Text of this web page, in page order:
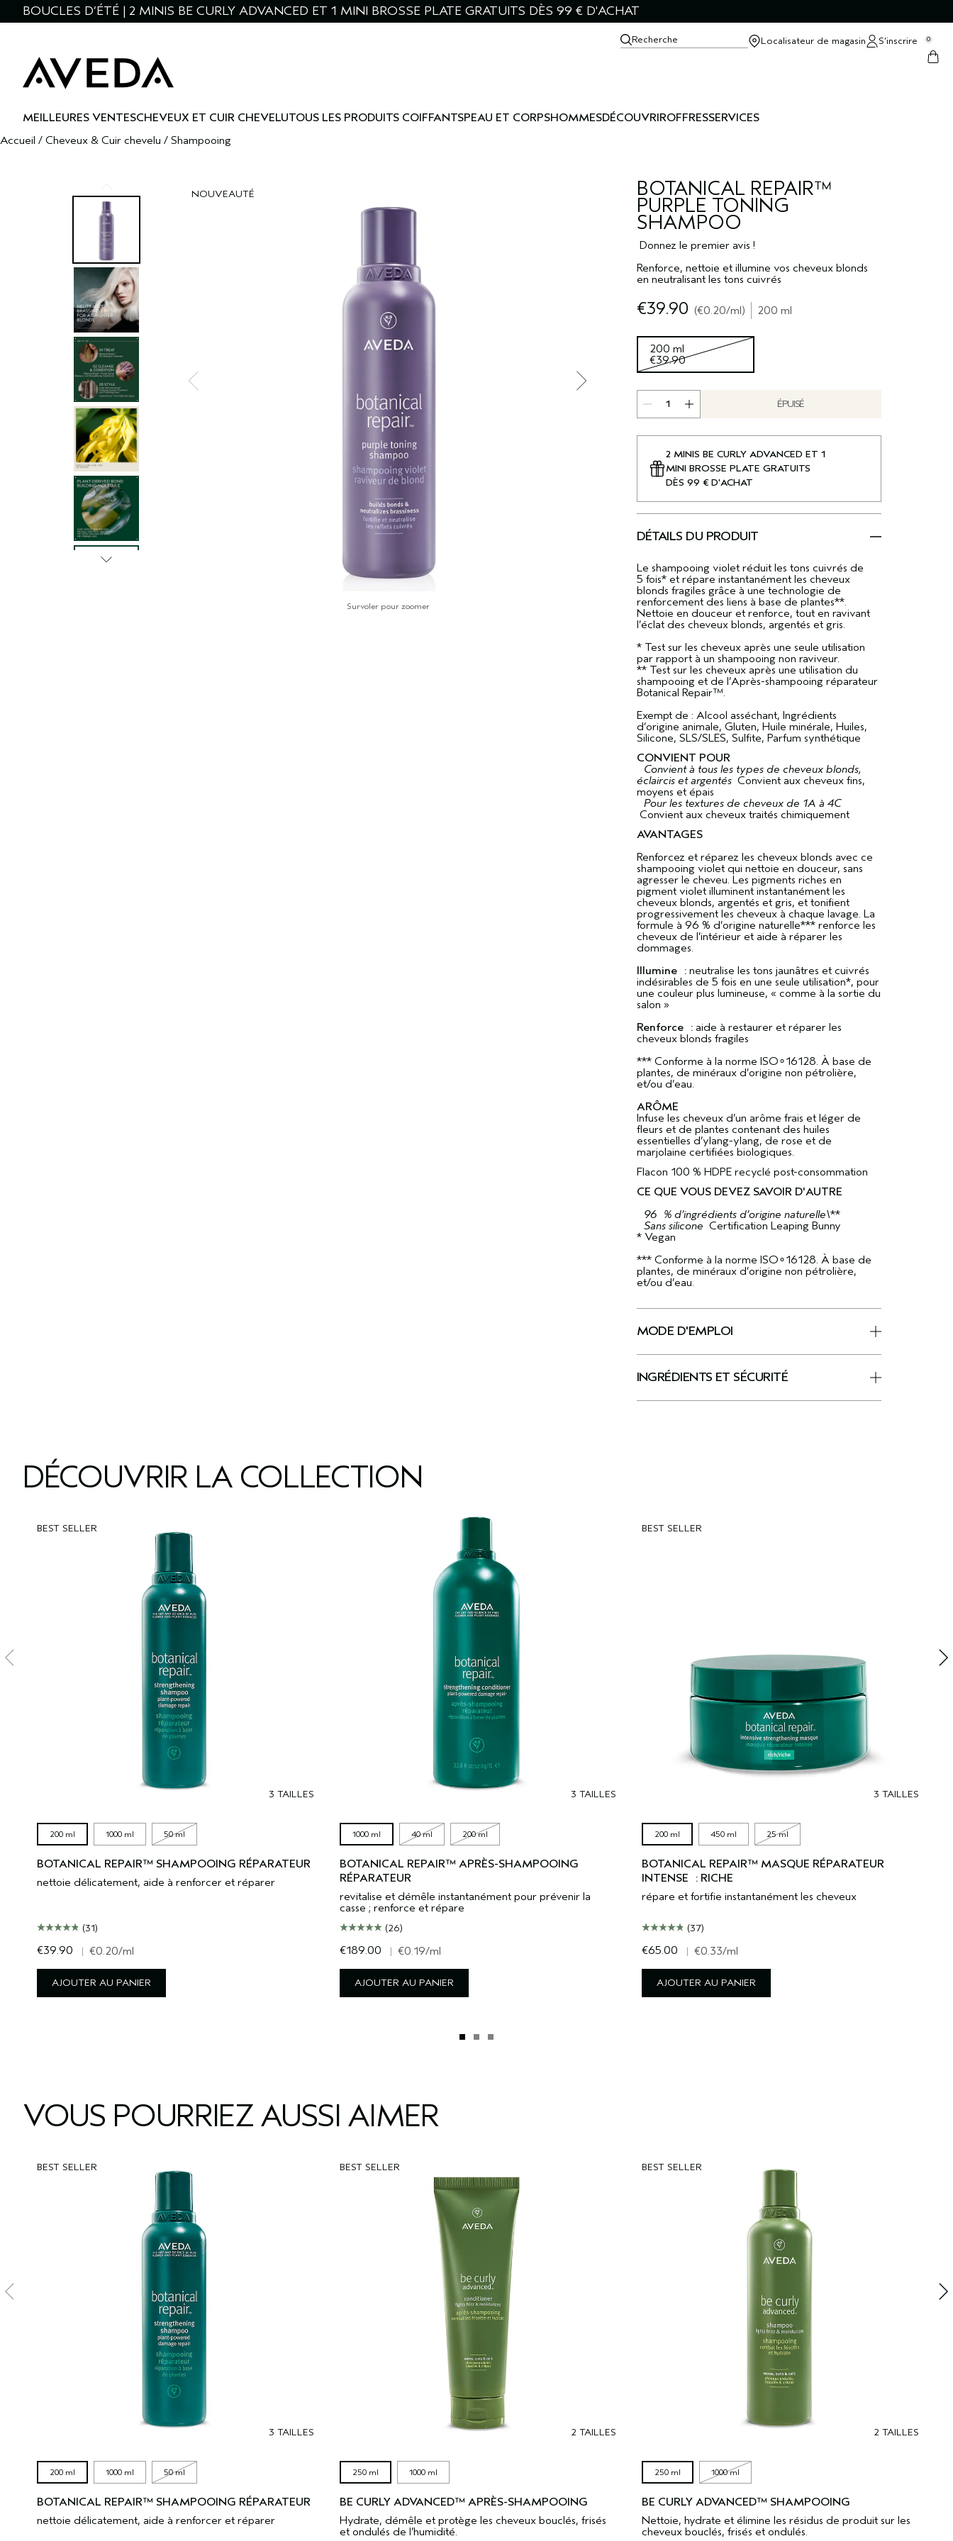
BOUCLES D’ÉTÉ | 2 MINIS BE CURLY ADVANCED ET 1 MINI BROSSE PLATE GRATUITS DÈS 99 € D'ACHAT
Recherche Localisateur de magasin S’inscrire 0
MEILLEURES VENTESCHEVEUX ET CUIR CHEVELUTOUS LES PRODUITS COIFFANTSPEAU ET CORPSHOMMESDÉCOUVRIROFFRESSERVICES
Accueil / Cheveux & Cuir chevelu / Shampooing
BOTANICAL REPAIR™
PURPLE TONING
SHAMPOO
Donnez le premier avis !
Renforce, nettoie et illumine vos cheveux blonds
en neutralisant les tons cuivrés
NOUVEAUTÉ
Survoler pour zoomer
€39.90 €0.20/ml 200 ml
200 ml
€39.90
ÉPUISÉ
2 MINIS BE CURLY ADVANCED ET 1
MINI BROSSE PLATE GRATUITS
DÈS 99 € D'ACHAT
DÉTAILS DU PRODUIT
Le shampooing violet réduit les tons cuivrés de
5 fois* et répare instantanément les cheveux
blonds fragiles grâce à une technologie de
renforcement des liens à base de plantes**.
Nettoie en douceur et renforce, tout en ravivant
l’éclat des cheveux blonds, argentés et gris.
* Test sur les cheveux après une seule utilisation
par rapport à un shampooing non raviveur.
** Test sur les cheveux après une utilisation du
shampooing et de l’Après-shampooing réparateur
Botanical Repair™.
Exempt de : Alcool asséchant, Ingrédients
d’origine animale, Gluten, Huile minérale, Huiles,
Silicone, SLS/SLES, Sulfite, Parfum synthétique
CONVIENT POUR
Convient à tous les types de cheveux blonds,
éclaircis et argentés Convient aux cheveux fins,
moyens et épais
Pour les textures de cheveux de 1A à 4C
Convient aux cheveux traités chimiquement
AVANTAGES
Renforcez et réparez les cheveux blonds avec ce
shampooing violet qui nettoie en douceur, sans
agresser le cheveu. Les pigments riches en
pigment violet illuminent instantanément les
cheveux blonds, argentés et gris, et tonifient
progressivement les cheveux à chaque lavage. La
formule à 96 % d’origine naturelle*** renforce les
cheveux de l’intérieur et aide à réparer les
dommages.
Illumine :neutralise les tons jaunâtres et cuivrés
indésirables de 5 fois en une seule utilisation*, pour
une couleur plus lumineuse, « comme à la sortie du
salon »
Renforce :aide à restaurer et réparer les
cheveux blonds fragiles
*** Conforme à la norme ISO∘16128. À base de
plantes, de minéraux d’origine non pétrolière,
et/ou d’eau.
ARÔME
Infuse les cheveux d’un arôme frais et léger de
fleurs et de plantes contenant des huiles
essentielles d’ylang-ylang, de rose et de
marjolaine certifiées biologiques.
Flacon 100 % HDPE recyclé post-consommation
CE QUE VOUS DEVEZ SAVOIR D'AUTRE
96 % d’ingrédients d’origine naturelle\**
Sans silicone Certification Leaping Bunny
* Vegan
*** Conforme à la norme ISO∘16128. À base de
plantes, de minéraux d’origine non pétrolière,
et/ou d’eau.
MODE D'EMPLOI
INGRÉDIENTS ET SÉCURITÉ
DÉCOUVRIR LA COLLECTION
BEST SELLER
3 TAILLES
200 ml 1000 ml 50 ml
BOTANICAL REPAIR™ SHAMPOOING RÉPARATEUR
nettoie délicatement, aide à renforcer et réparer
(31)
€39.90 | €0.20/ml
AJOUTER AU PANIER
3 TAILLES
1000 ml 40 ml 200 ml
BOTANICAL REPAIR™ APRÈS-SHAMPOOING
RÉPARATEUR
revitalise et démêle instantanément pour prévenir la
casse ; renforce et répare
(26)
€189.00 | €0.19/ml
AJOUTER AU PANIER
BEST SELLER
3 TAILLES
200 ml 450 ml 25 ml
BOTANICAL REPAIR™ MASQUE RÉPARATEUR
INTENSE : RICHE
répare et fortifie instantanément les cheveux
(37)
€65.00 | €0.33/ml
AJOUTER AU PANIER
VOUS POURRIEZ AUSSI AIMER
BEST SELLER
3 TAILLES
200 ml 1000 ml 50 ml
BOTANICAL REPAIR™ SHAMPOOING RÉPARATEUR
nettoie délicatement, aide à renforcer et réparer
BEST SELLER
2 TAILLES
250 ml 1000 ml
BE CURLY ADVANCED™ APRÈS-SHAMPOOING
Hydrate, démêle et protège les cheveux bouclés, frisés
et ondulés de l’humidité.
BEST SELLER
2 TAILLES
250 ml 1000 ml
BE CURLY ADVANCED™ SHAMPOOING
Nettoie, hydrate et élimine les résidus de produit sur les
cheveux bouclés, frisés et ondulés.